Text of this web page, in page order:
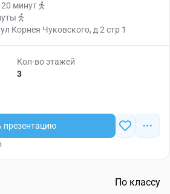
минут
Корнея Чуковского, д 2 стр 1
Кол-во этажей
3
презентацию
По классу